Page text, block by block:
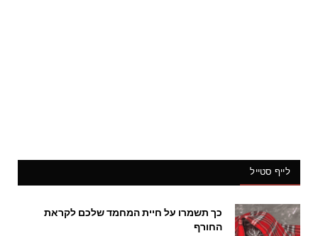
לייף סטייל
כך תשמרו על חיית המחמד שלכם לקראת
החורף